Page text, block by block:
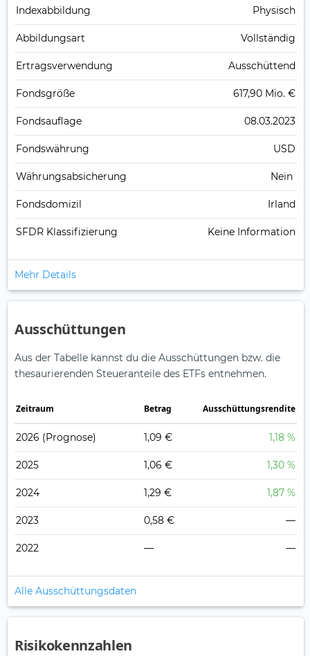
Index­abbildung Physisch
Abbildungs­art Vollständig
Ertrags­verwendung Ausschüttend
Fonds­größe 617,90 Mio. €
Fonds­auflage 08.03.2023
Fonds­währung USD
Währungsabsicherung Nein
Fondsdomizil Irland
SFDR Klassifizierung Keine Information
Mehr Details
Ausschüttungen
Aus der Tabelle kannst du die Ausschüttungen bzw. die
thesaurierenden Steueranteile des ETFs entnehmen.
Zeitraum Betrag Ausschüttungsrendite
2026 (Prognose) 1,09 € 1,18 %
2025 1,06 € 1,30 %
2024 1,29 € 1,87 %
2023 0,58 € —
2022 — —
Alle Ausschüttungsdaten
Risikokennzahlen